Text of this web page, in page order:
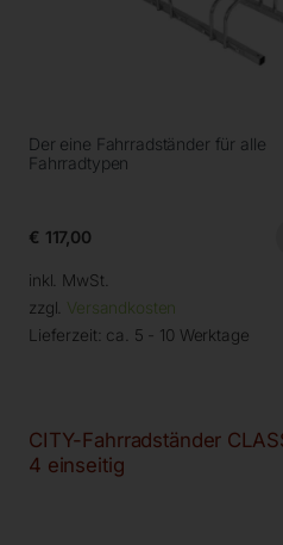
Der eine Fahrradständer für alle
Fahrradtypen
€ 117,00
inkl. MwSt.
zzgl. Versandkosten
Lieferzeit: ca. 5 - 10 Werktage
CITY-Fahrradständer
4 einseitig